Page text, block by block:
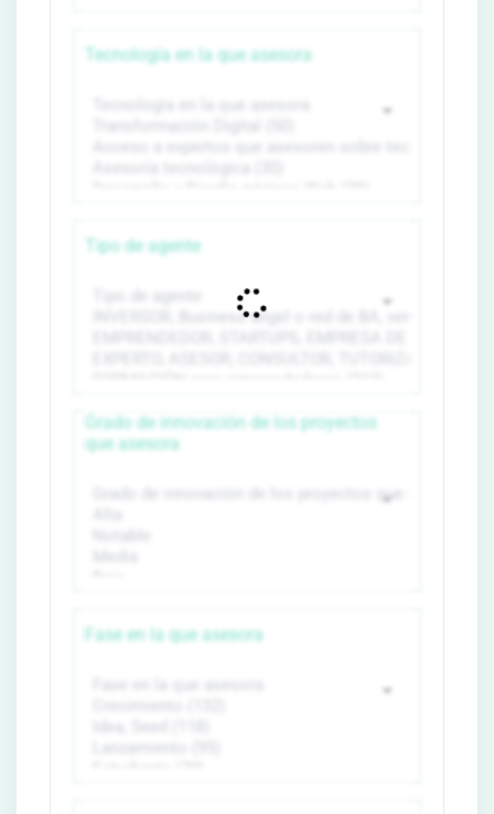
Tecnología en la que asesora
Tipo de agente
Grado de innovación de los proyectos
que asesora
Fase en la que asesora